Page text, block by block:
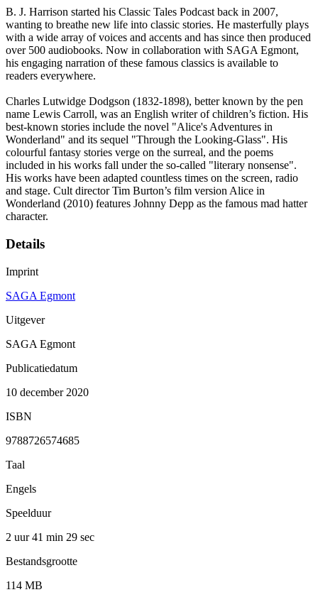
B. J. Harrison started his Classic Tales Podcast back in 2007,
wanting to breathe new life into classic stories. He masterfully plays
with a wide array of voices and accents and has since then produced
over 500 audiobooks. Now in collaboration with SAGA Egmont,
his engaging narration of these famous classics is available to
readers everywhere.
Charles Lutwidge Dodgson (1832-1898), better known by the pen
name Lewis Carroll, was an English writer of children’s fiction. His
best-known stories include the novel "Alice's Adventures in
Wonderland" and its sequel "Through the Looking-Glass". His
colourful fantasy stories verge on the surreal, and the poems
included in his works fall under the so-called "literary nonsense".
His works have been adapted countless times on the screen, radio
and stage. Cult director Tim Burton’s film version Alice in
Wonderland (2010) features Johnny Depp as the famous mad hatter
character.
Details
Imprint
SAGA Egmont
Uitgever
SAGA Egmont
Publicatiedatum
10 december 2020
ISBN
9788726574685
Taal
Engels
Speelduur
2 uur 41 min 29 sec
Bestandsgrootte
114 MB